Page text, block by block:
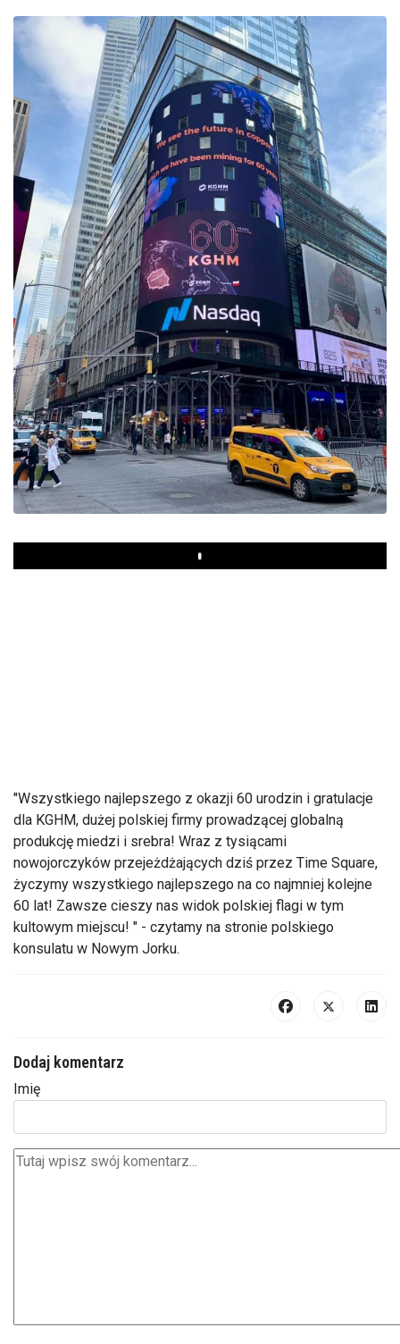
Play
"Wszystkiego najlepszego z okazji 60 urodzin i gratulacje
dla KGHM, dużej polskiej firmy prowadzącej globalną
produkcję miedzi i srebra! Wraz z tysiącami
nowojorczyków przejeżdżających dziś przez Time Square,
życzymy wszystkiego najlepszego na co najmniej kolejne
60 lat! Zawsze cieszy nas widok polskiej flagi w tym
kultowym miejscu! " - czytamy na stronie polskiego
konsulatu w Nowym Jorku.
Dodaj komentarz
Imię